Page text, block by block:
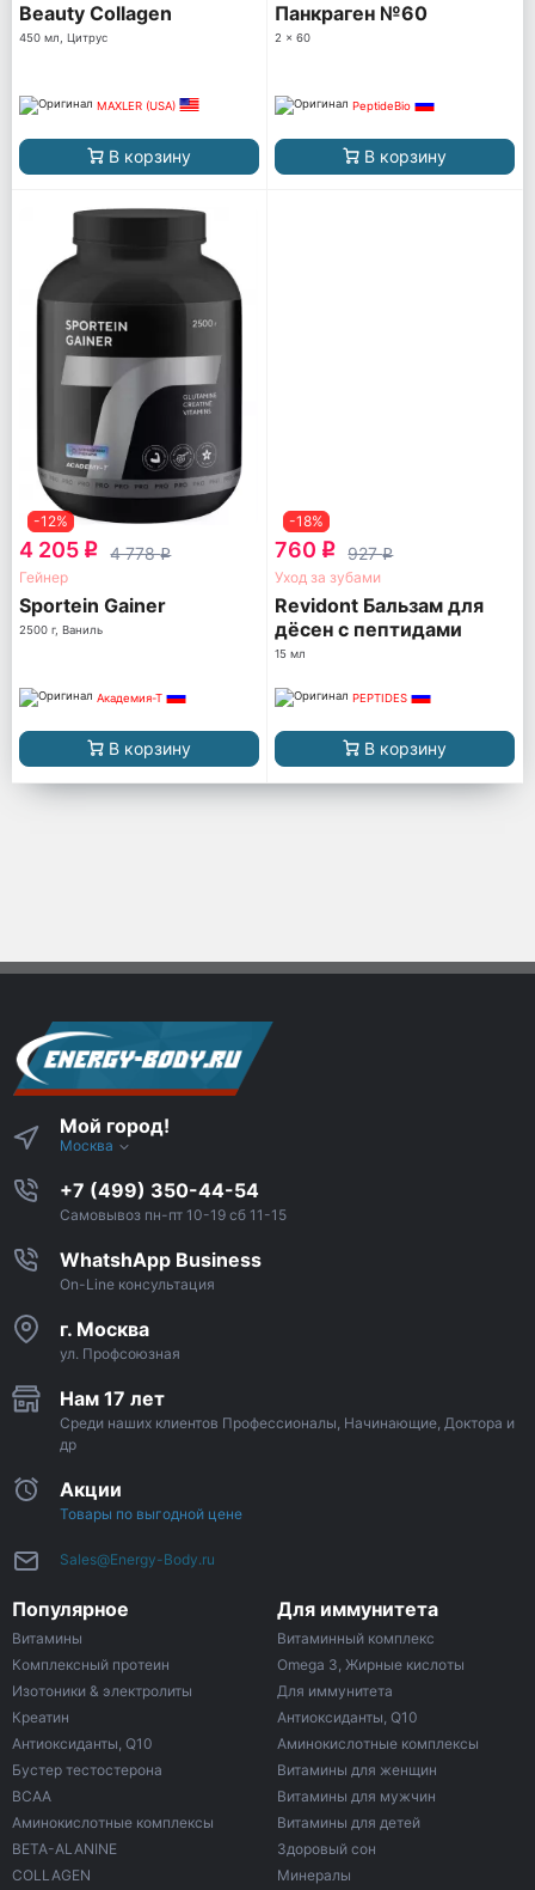
Beauty Collagen
450 мл, Цитрус
MAXLER (USA)
В корзину
Панкраген №60
2 x 60
PeptideBio
В корзину
-12%
4 205 q 4 778q
Гейнер
Sportein Gainer
2500 г, Ваниль
Академия-Т
В корзину
-18%
760 q 927q
Уход за зубами
Revidont Бальзам для
дёсен с пептидами
15 мл
PEPTIDES
В корзину
Мой город!
Москва
+7 (499) 350-44-54
Самовывоз пн-пт 10-19 сб 11-15
WhatshApp Business
On-Line консультация
г. Москва
ул. Профсоюзная
Нам 17 лет
Среди наших клиентов Профессионалы, Начинающие, Доктора и
др
Акции
Товары по выгодной цене
Sales@Energy-Body.ru
Популярное
Витамины
Комплексный протеин
Изотоники & электролиты
Креатин
Антиоксиданты, Q10
Бустер тестостерона
ВСАА
Аминокислотные комплексы
BETA-ALANINE
COLLAGEN
Для иммунитета
Витаминный комплекс
Omega 3, Жирные кислоты
Для иммунитета
Антиоксиданты, Q10
Аминокислотные комплексы
Витамины для женщин
Витамины для мужчин
Витамины для детей
Здоровый сон
Минералы